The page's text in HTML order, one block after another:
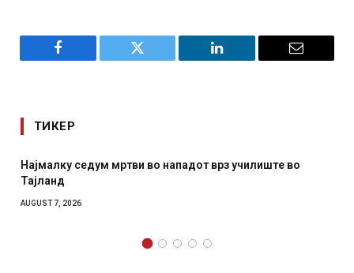
Facebook Twitter LinkedIn Email
ТИКЕР
врз училиште во
СОЗИС: Украинците повеќе им